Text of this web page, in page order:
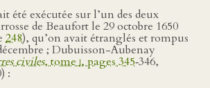
été exécutée sur l’un des deux
de Beaufort le 29 octobre 1650
248), qu’on avait étranglés et rompus
; Dubuisson-Aubenay
civiles, tomei, pages 345‑346,
: